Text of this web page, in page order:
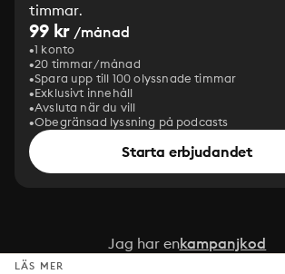
timmar.
99 kr /månad
1 konto
20 timmar/månad
Spara upp till 100 olyssnade timmar
Exklusivt innehåll
Avsluta när du vill
Obegränsad lyssning på podcasts
Starta erbjudandet
Jag har enkampanjkod
LÄS MER